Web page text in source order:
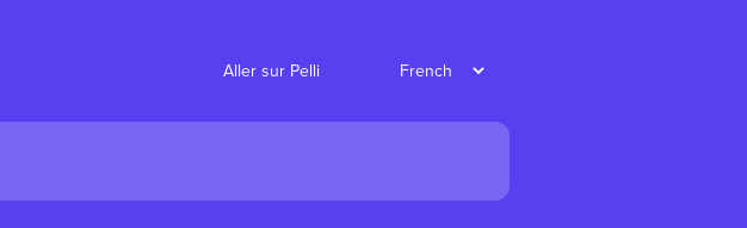
Aller sur Pelli